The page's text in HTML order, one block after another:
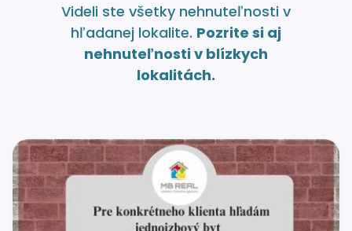
Videli ste všetky nehnuteľnosti v
hľadanej lokalite. Pozrite si aj
nehnuteľnosti v blízkych
lokalitách.